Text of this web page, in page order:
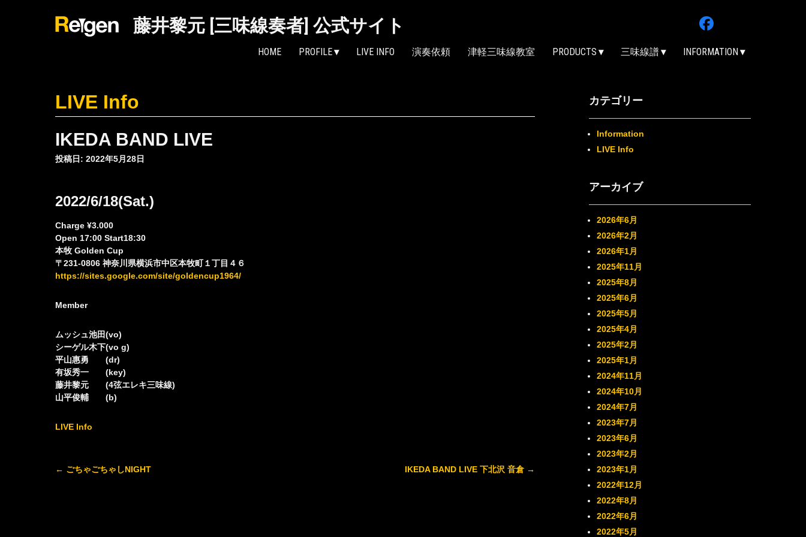
藤井黎元 [三味線奏者] 公式サイト
HOME PROFILE LIVE INFO 演奏依頼 津軽三味線教室 PRODUCTS 三味線譜 INFORMATION
LIVE Info
IKEDA BAND LIVE
投稿日: 2022年5月28日
2022/6/18(Sat.)
Charge ¥3.000
Open 17:00 Start18:30
本牧 Golden Cup
〒231-0806 神奈川県横浜市中区本牧町１丁目４６
https://sites.google.com/site/goldencup1964/
Member
ムッシュ池田(vo)
シーゲル木下(vo g)
平山惠勇 (dr)
有坂秀一 (key)
藤井黎元 (4弦エレキ三味線)
山平俊輔 (b)
LIVE Info
Post
← ごちゃごちゃしNIGHT IKEDA BAND LIVE 下北沢 音倉 →
カテゴリー
Information
LIVE Info
アーカイブ
2026年6月
2026年2月
2026年1月
2025年11月
2025年8月
2025年6月
2025年5月
2025年4月
2025年2月
2025年1月
2024年11月
2024年10月
2024年7月
2023年7月
2023年6月
2023年2月
2023年1月
2022年12月
2022年8月
2022年6月
2022年5月